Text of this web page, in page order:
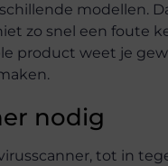
modellen.
zo snel een foute
product weet je
nodig
tot in